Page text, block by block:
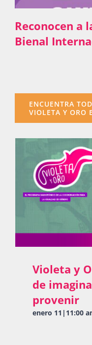
Reconocen a
Bienal
ENCUENTRA
VIOLETA Y ORO
Violeta y
de
provenir
enero 11|11:00